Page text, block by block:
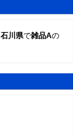
石川県で雑品Aの